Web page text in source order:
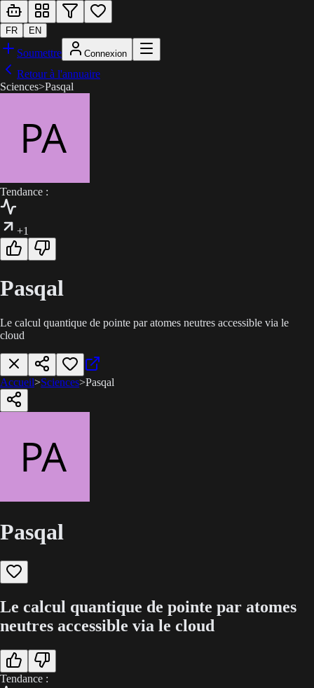
FR EN
Soumettre Connexion
Retour à l'annuaire
Sciences>Pasqal
Tendance :
+1
Pasqal
Le calcul quantique de pointe par atomes neutres accessible via le
cloud
Accueil>Sciences>Pasqal
Pasqal
Le calcul quantique de pointe par atomes
neutres accessible via le cloud
Tendance :